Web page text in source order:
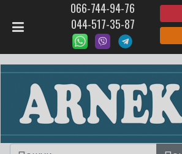
066-744-94-76
044-517-35-87